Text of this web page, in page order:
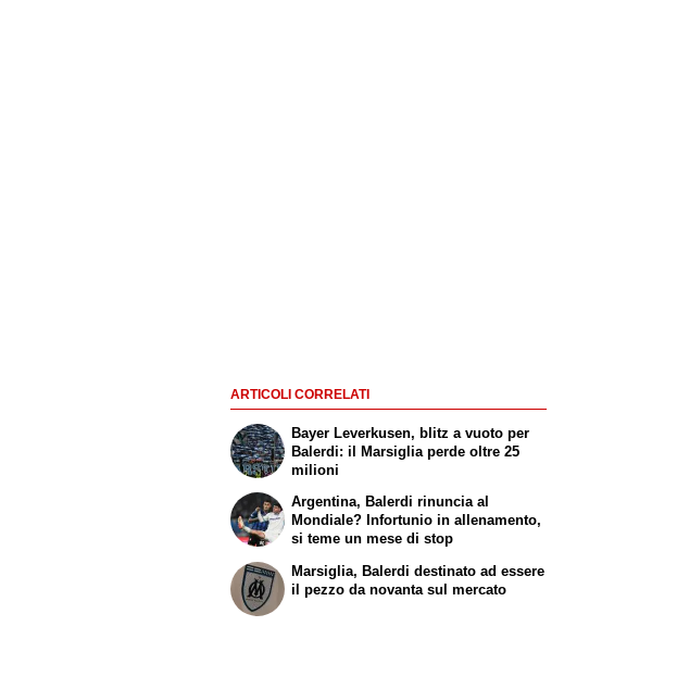
ARTICOLI CORRELATI
Bayer Leverkusen, blitz a vuoto per
Balerdi: il Marsiglia perde oltre 25
milioni
Argentina, Balerdi rinuncia al
Mondiale? Infortunio in allenamento,
si teme un mese di stop
Marsiglia, Balerdi destinato ad essere
il pezzo da novanta sul mercato